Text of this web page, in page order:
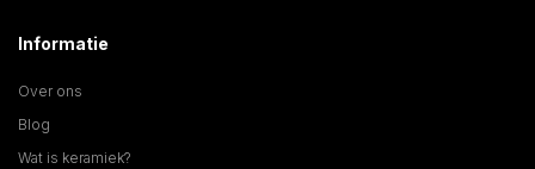
Informatie
Over ons
Blog
Wat is keramiek?